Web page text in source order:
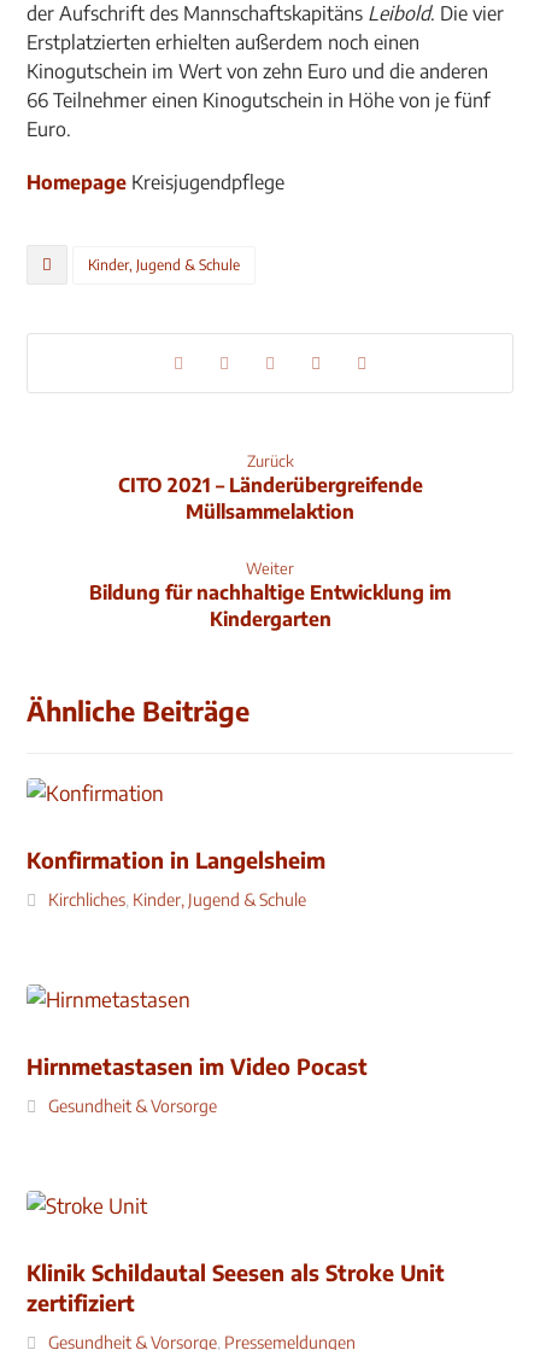
der Aufschrift des Mannschaftskapitäns Leibold. Die vier
Erstplatzierten erhielten außerdem noch einen
Kinogutschein im Wert von zehn Euro und die anderen
66 Teilnehmer einen Kinogutschein in Höhe von je fünf
Euro.
Homepage Kreisjugendpflege
Kinder, Jugend & Schule
Zurück
CITO 2021 – Länderübergreifende
Müllsammelaktion
Weiter
Bildung für nachhaltige Entwicklung im
Kindergarten
Ähnliche Beiträge
Konfirmation in Langelsheim
Kirchliches, Kinder, Jugend & Schule
Hirnmetastasen im Video Pocast
Gesundheit & Vorsorge
Klinik Schildautal Seesen als Stroke Unit
zertifiziert
Gesundheit & Vorsorge, Pressemeldungen